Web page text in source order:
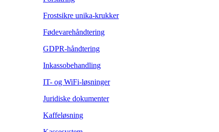
Frostsikre unika-krukker
Fødevarehåndtering
GDPR-håndtering
Inkassobehandling
IT- og WiFi-løsninger
Juridiske dokumenter
Kaffeløsning